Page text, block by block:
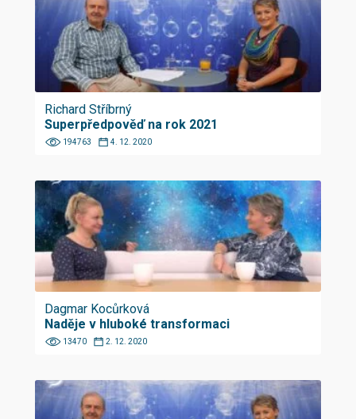
Richard Stříbrný
Superpředpověď na rok 2021
194763 4. 12. 2020
Dagmar Kocůrková
Naděje v hluboké transformaci
13470 2. 12. 2020